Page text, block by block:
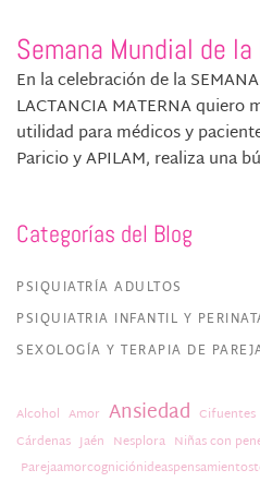
Semana Mundial de
En la celebración de la
LACTANCIA MATERNA quiero
utilidad para médicos y
Paricio y APILAM, realiza una
Categorías del Blog
PSIQUIATRÍA ADULTOS
PSIQUIATRIA INFANTIL Y
SEXOLOGÍA Y TERAPIA DE
Alcohol Amor Ansiedad Cifuentes
Cárdenas Jaén Nesplora Niñas con